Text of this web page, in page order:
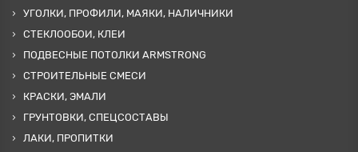
УГОЛКИ, ПРОФИЛИ, МАЯКИ, НАЛИЧНИКИ
СТЕКЛООБОИ, КЛЕИ
ПОДВЕСНЫЕ ПОТОЛКИ ARMSTRONG
СТРОИТЕЛЬНЫЕ СМЕСИ
КРАСКИ, ЭМАЛИ
ГРУНТОВКИ, СПЕЦСОСТАВЫ
ЛАКИ, ПРОПИТКИ